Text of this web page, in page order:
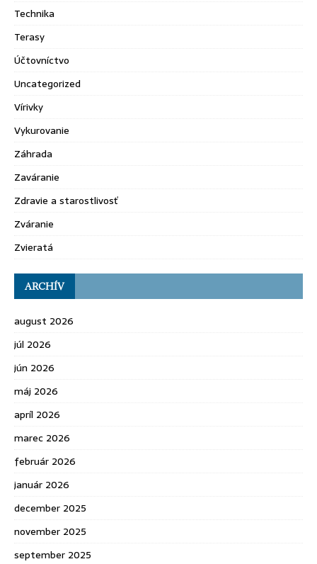
Technika
Terasy
Účtovníctvo
Uncategorized
Vírivky
Vykurovanie
Záhrada
Zaváranie
Zdravie a starostlivosť
Zváranie
Zvieratá
ARCHÍV
august 2026
júl 2026
jún 2026
máj 2026
apríl 2026
marec 2026
február 2026
január 2026
december 2025
november 2025
september 2025